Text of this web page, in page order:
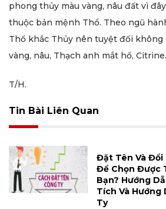
phong thủy màu vàng, nâu đất vì
thuộc bản mệnh Thổ. Theo ngũ
Thổ khắc Thủy nên tuyệt đối không
vàng, nâu, Thạch anh mắt hổ,
T/H.
Tin Bài Liên Quan
Đặt Tên Và Đổi
Để Chọn Được
Bạn? Hướng
Tích Và
Ty